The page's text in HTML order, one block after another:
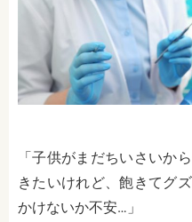
「子供がまだちいさいか
きたいけれど、飽きてグ
かけないか不安…」